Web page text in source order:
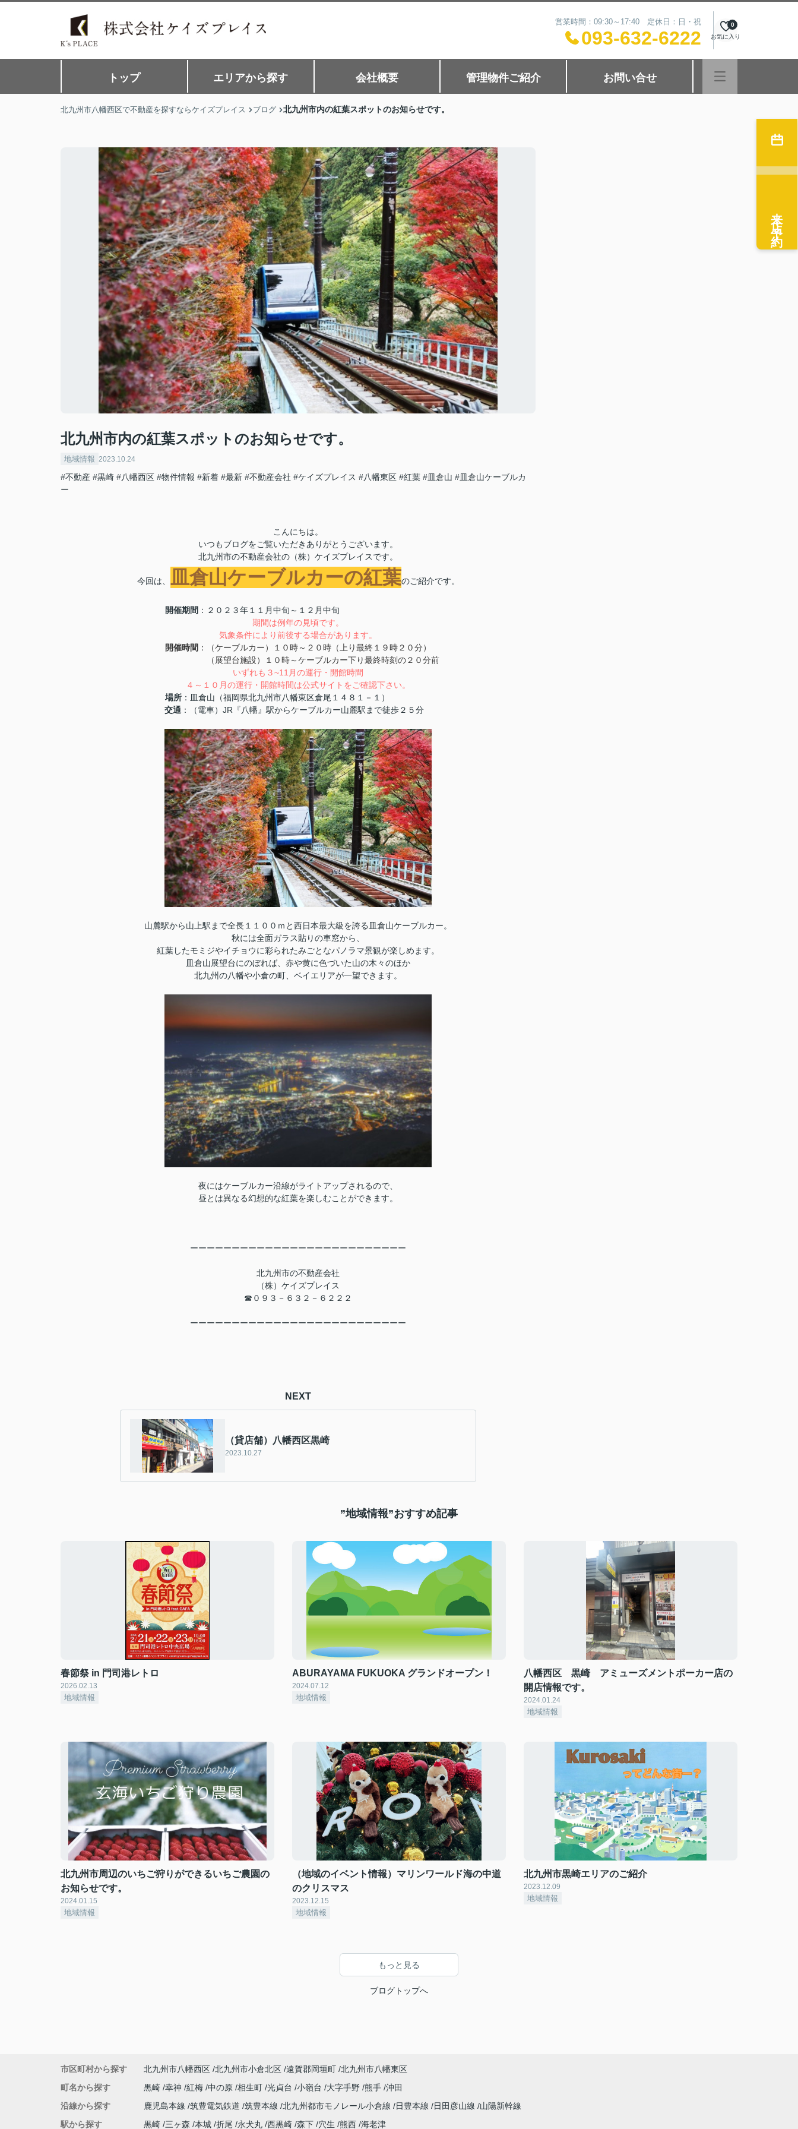
営業時間：09:30～17:40 定休日：日・祝
093-632-6222 お気に入り
0
トップ エリアから探す 会社概要 管理物件ご紹介 お問い合せ
北九州市八幡西区で不動産を探すならケイズプレイス ブログ 北九州市内の紅葉スポットのお知らせです。
北九州市内の紅葉スポットのお知らせです。
地域情報 2023.10.24
#不動産 #黒崎 #八幡西区 #物件情報 #新着 #最新 #不動産会社 #ケイズプレイス #八幡東区 #紅葉 #皿倉山 #皿倉山ケーブルカ
ー
こんにちは。
いつもブログをご覧いただきありがとうございます。
北九州市の不動産会社の（株）ケイズプレイスです。
今回は、 皿倉山ケーブルカーの紅葉のご紹介です。
開催期間 ：２０２３年１１月中旬～１２月中旬
期間は例年の見頃です。
気象条件により前後する場合があります。
開催時間 ：（ケーブルカー）１０時～２０時（上り最終１９時２０分）
（展望台施設）１０時～ケーブルカー下り最終時刻の２０分前
いずれも３~11月の運行・開館時間
４～１０月の運行・開館時間は公式サイトをご確認下さい。
場所 ：皿倉山（福岡県北九州市八幡東区倉尾１４８１－１）
交通 ：（電車）JR『八幡』駅からケーブルカー山麓駅まで徒歩２５分
山麓駅から山上駅まで全長１１００ｍと西日本最大級を誇る皿倉山ケーブルカー。
秋には全面ガラス貼りの車窓から、
紅葉したモミジやイチョウに彩られたみごとなパノラマ景観が楽しめます。
皿倉山展望台にのぼれば、赤や黄に色づいた山の木々のほか
北九州の八幡や小倉の町、ベイエリアが一望できます。
夜にはケーブルカー沿線がライトアップされるので、
昼とは異なる幻想的な紅葉を楽しむことができます。
ーーーーーーーーーーーーーーーーーーーーーーーーーー
北九州市の不動産会社
（株）ケイズプレイス
☎０９３－６３２－６２２２
ーーーーーーーーーーーーーーーーーーーーーーーーーー
NEXT
（貸店舗）八幡西区黒崎
2023.10.27
”地域情報”おすすめ記事
春節祭 in 門司港レトロ
2026.02.13
地域情報
ABURAYAMA FUKUOKA グランドオープン！
2024.07.12
地域情報
八幡西区 黒崎 アミューズメントポーカー店の
開店情報です。
2024.01.24
地域情報
北九州市周辺のいちご狩りができるいちご農園の
お知らせです。
2024.01.15
地域情報
（地域のイベント情報）マリンワールド海の中道
のクリスマス
2023.12.15
地域情報
北九州市黒崎エリアのご紹介
2023.12.09
地域情報
もっと見る
ブログトップへ
来店予約
市区町村から探す 北九州市八幡西区 北九州市小倉北区 遠賀郡岡垣町 北九州市八幡東区
町名から探す
黒崎 幸神 紅梅 中の原 相生町 光貞台 小嶺台 大字手野 熊手 沖田
沿線から探す
鹿児島本線 筑豊電気鉄道 筑豊本線 北九州都市モノレール小倉線 日豊本線 日田彦山線
山陽新幹線
駅から探す
黒崎 三ヶ森 本城 折尾 永犬丸 西黒崎 森下 穴生 熊西 海老津